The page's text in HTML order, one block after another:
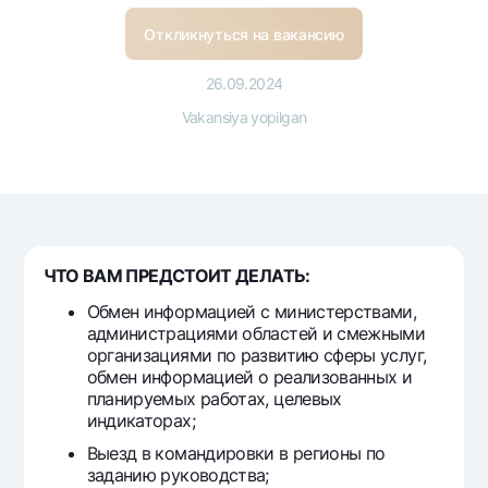
Hamma uchun USD uchun
Talab qilib olinguncha USD
UzCard/HUMO
Eskrou hisobvarag‘i
Sayt bo‘yicha qidiring
Qidirish
Foydali havolalar
Ko'p beriladigan savollar
Matbuot markazi
Откликнуться на вакансию
26.09.2024
Vakansiya yopilgan
ЧТО ВАМ ПРЕДСТОИТ ДЕЛАТЬ:
Обмен информацией с министерствами,
администрациями областей и смежными
организациями по развитию сферы услуг,
обмен информацией о реализованных и
планируемых работах, целевых
индикаторах;
Выезд в командировки в регионы по
заданию руководства;